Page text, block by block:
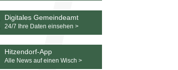
Digitales Gemeindeamt
24/7 Ihre Daten einsehen >
Hitzendorf-App
Alle News auf einen Wisch >